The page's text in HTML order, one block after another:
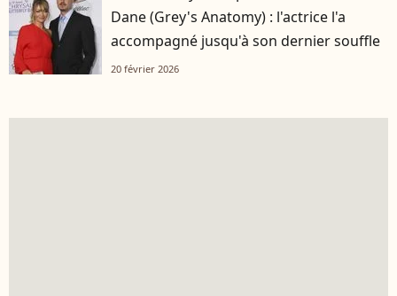
Dane (Grey's Anatomy) : l'actrice l'a
accompagné jusqu'à son dernier souffle
20 février 2026